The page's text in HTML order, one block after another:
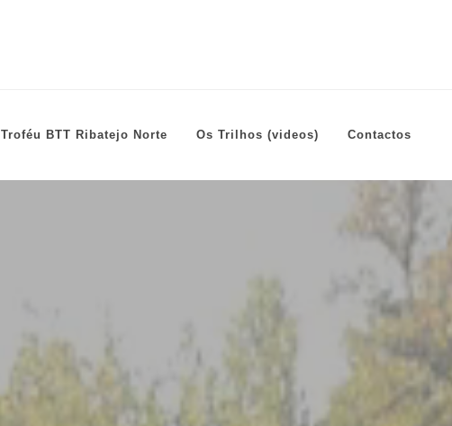
Troféu BTT Ribatejo Norte Os Trilhos (videos) Contactos